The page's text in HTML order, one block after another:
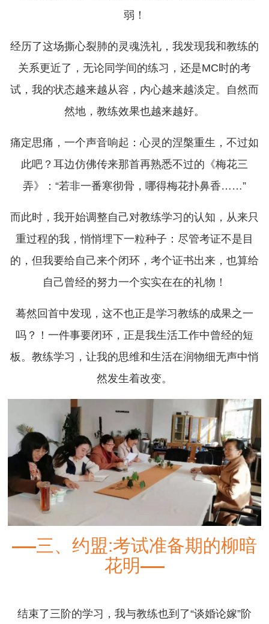
弱！
经历了这场撕心裂肺的灵魂洗礼，我发现我和教练的
关系更近了，无论同学间的练习，还是MC时的考
试，我的状态越来越从容，内心越来越淡定。自然而
然地，教练效果也越来越好。
痛定思痛，一个声音响起：心灵的涅槃重生，不过如
此吧？耳边仿佛传来那首再熟悉不过的《梅花三
弄》：“若非一番寒彻骨，哪得梅花扑鼻香……”
而此时，我开始调整自己对教练学习的认知，从来只
重过程的我，悄悄埋下一粒种子：尽管考证不是目
的，但我要给自己来个闭环，考个证书出来，也算给
自己曾经的努力一个实实在在的礼物！
蓦然回首中发现，这不也正是学习教练的成果之一
吗？！一件事要闭环，正是我生活工作中曾经的短
板。教练学习，让我的思维和生活在润物细无声中悄
然发生着改变。
三、约盟:考试准备期的柳暗
花明
结束了三阶的学习，我与教练也到了“谈婚论嫁”阶